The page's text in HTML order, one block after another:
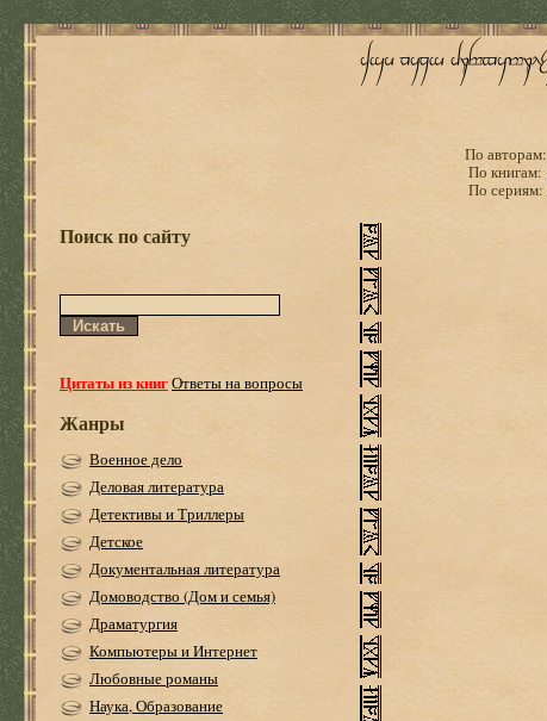
По авторам:
По книгам:
По сериям:
Поиск по сайту
Цитаты из книгОтветы на вопросы
Жанры
Военное дело
Деловая литература
Детективы и Триллеры
Детское
Документальная литература
Домоводство (Дом и семья)
Драматургия
Компьютеры и Интернет
Любовные романы
Наука, Образование